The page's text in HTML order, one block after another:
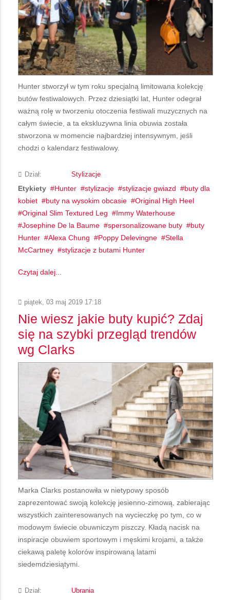
Hunter stworzył w tym roku specjalną limitowana kolekcję
butów festiwalowych. Przez dziesiątki lat, Hunter odegrał
ważną rolę w tworzeniu otoczenia festiwali muzycznych na
całym świecie, a ta ekskluzywna linia obuwia została
stworzona w momencie najbardziej intensywnym, jeśli
chodzi o kalendarz festiwalowy.
Dział: Stylizacje
Etykiety Hunter stylizacje stylizacje gwiazd
buty dla
kobiet
buty na wysokim obcasie
Original High Heel
Original Slim Textured Leg
Immy Waterhouse
Josephine De la Baume
spersonalizowane buty
buty
Hunter
Alexa Chung Poppy Delevingne
Stella
McCartney
stylizacje z butami Hunter
Czytaj dalej...
piątek, 03 maj 2019 17:18
Nie wiesz jakie buty kupić? Zdaj
się na szybki przegląd trendów
wg Clarks
Marka Clarks postanowiła w nietypowy sposób
zaprezentować swoją kolekcję jesienno-zimową, zabierając
wszystkich zainteresowanych na wycieczkę po tym, co w
modowym świecie obuwniczym piszczy. Kładą nacisk na
inspiracje obuwiem sportowym i męskimi krojami, a także
ciekawą paletę kolorów inspirowaną latami
siedemdziesiątymi.
Dział: Ubrania